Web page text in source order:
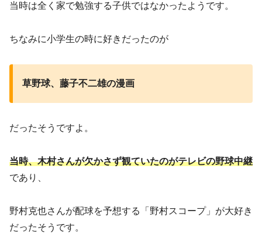
当時は全く家で勉強する子供ではなかったようです。
ちなみに小学生の時に好きだったのが
草野球、藤子不二雄の漫画
だったそうですよ。
当時、木村さんが欠かさず観ていたのがテレビの野球中継
であり、
野村克也さんが配球を予想する「野村スコープ」が大好き
だったそうです。